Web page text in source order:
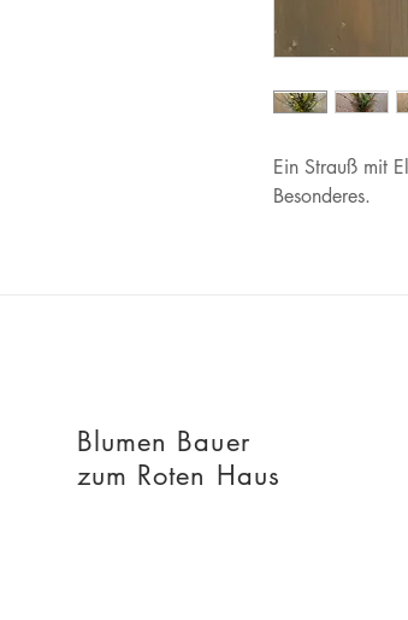
Ein Strauß mit
Besonderes.
Blumen Bauer
zum Roten Haus